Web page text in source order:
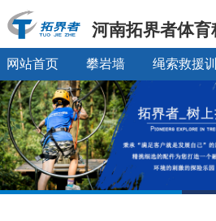
河南拓界者体育
网站首页 攀岩墙 绳索救援